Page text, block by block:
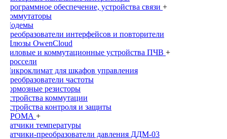
Программное обеспечение, устройства связи +
Коммутаторы
Модемы
Преобразователи интерфейсов и повторители
Шлюзы OwenCloud
Силовые и коммутационные устройства ПЧВ +
Дроссели
Микроклимат для шкафов управления
Преобразователи частоты
Тормозные резисторы
Устройства коммутации
Устройства контроля и защиты
ПРОМА +
Датчики температуры
Датчики-преобразователи давления ДДМ-03